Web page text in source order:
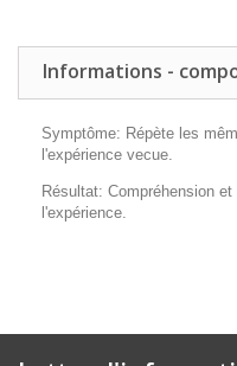
Informations -
Symptôme: Répète les
l'expérience vecue.
Résultat: Compréhension
l'expérience.